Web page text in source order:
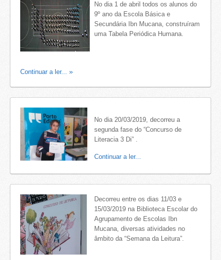
No dia 1 de abril todos os alunos do
9º ano da Escola Básica e
Secundária Ibn Mucana, construíram
uma Tabela Periódica Humana.
Continuar a ler...
No dia 20/03/2019, decorreu a
segunda fase do “Concurso de
Literacia 3 Di” .
Continuar a ler...
Decorreu entre os dias 11/03 e
15/03/2019 na Biblioteca Escolar do
Agrupamento de Escolas Ibn
Mucana, diversas atividades no
âmbito da “Semana da Leitura”.